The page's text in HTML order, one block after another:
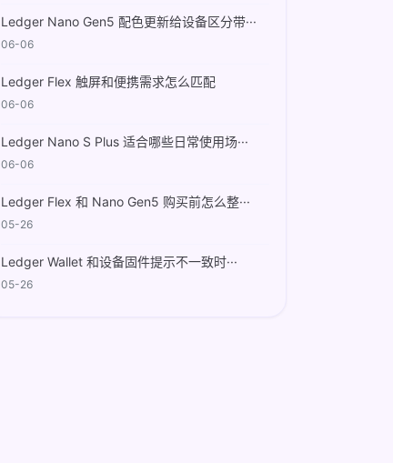
Ledger Nano Gen5 配色更新给设备区分带···
06-06
Ledger Flex 触屏和便携需求怎么匹配
06-06
Ledger Nano S Plus 适合哪些日常使用场···
06-06
Ledger Flex 和 Nano Gen5 购买前怎么整···
05-26
Ledger Wallet 和设备固件提示不一致时···
05-26